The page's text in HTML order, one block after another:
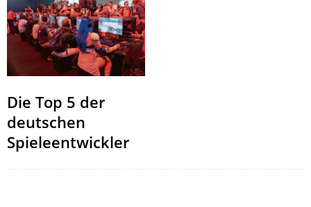
Die Top 5 der
deutschen
Spieleentwickler